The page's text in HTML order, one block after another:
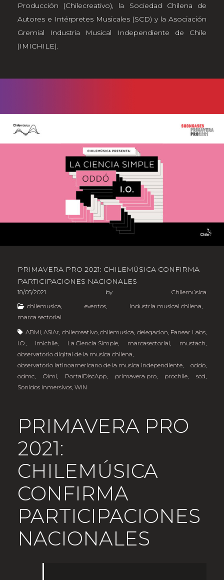
Producción (Chilecreativo), la Sociedad Chilena de
Autores e Intérpretes Musicales (SCD) y la Asociación
Gremial Industria Musical Independiente de Chile
(IMICHILE).
PRIMAVERA PRO 2021: CHILEMÚSICA CONFIRMA
PARTICIPACIONES NACIONALES
18/05/2021 by Chilemúsica
chilemusica
eventos industria musical chilena
marca sectorial
ABMI ,ASIAr chilecreativo,chilemusica delegacion Fanear Labs
I.O.
imichile La Ciencia Simple, marcasectorial mustach
observatorio digital de la musica chilena
observatorio latinoamericano de la musica independiente
oddo
odmc
Olmi PortalDiscApp primavera pro, prochile ,scd
Sonidos Inmersivos WIN
PRIMAVERA PRO
2021:
CHILEMÚSICA
CONFIRMA
PARTICIPACIONES
NACIONALES